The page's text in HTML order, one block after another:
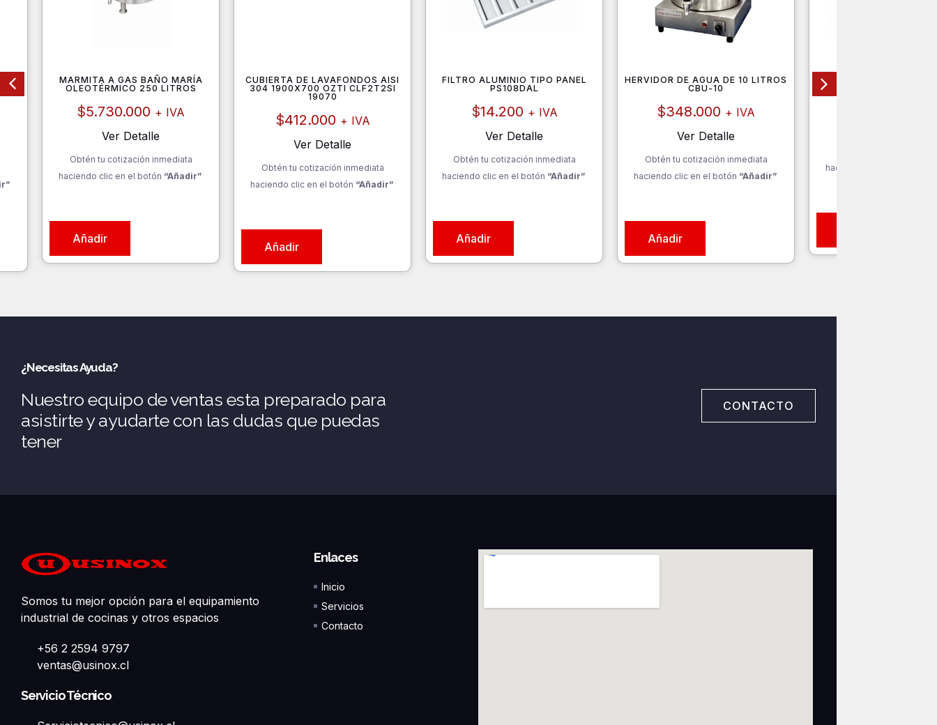
MARMITA A GAS BAÑO MARÍA
OLEOTÉRMICO 250 LITROS
$5.730.000 + IVA
Ver Detalle
Obtén tu cotización inmediata
haciendo clic en el botón “Añadir”
Añadir
CUBIERTA DE LAVAFONDOS AISI
304 1900X700 OZTI CLF2T2SI
19070
$412.000 + IVA
Ver Detalle
Obtén tu cotización inmediata
haciendo clic en el botón “Añadir”
Añadir
FILTRO ALUMINIO TIPO PANEL
PS108DAL
$14.200 + IVA
Ver Detalle
Obtén tu cotización inmediata
haciendo clic en el botón “Añadir”
Añadir
HERVIDOR DE AGUA DE 10 LITROS
CBU-10
$348.000 + IVA
Ver Detalle
Obtén tu cotización inmediata
haciendo clic en el botón “Añadir”
Añadir
MARMITA A VAPOR 150
haciendo clic en el botón
¿Necesitas Ayuda?
Nuestro equipo de ventas esta preparado para
asistirte y ayudarte con las dudas que puedas
tener
CONTACTO
Somos tu mejor opción para el equipamiento
industrial de cocinas y otros espacios
+56 2 2594 9797
ventas@usinox.cl
Servicio Técnico
Enlaces
Inicio
Servicios
Contacto